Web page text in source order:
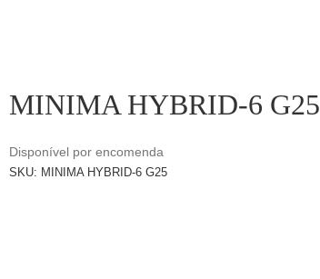
MINIMA HYBRID-6 G25
Disponível por encomenda
SKU: MINIMA HYBRID-6 G25